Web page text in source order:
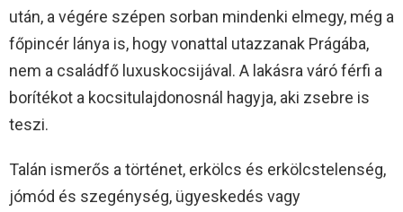
után, a végére szépen sorban mindenki elmegy, még a
főpincér lánya is, hogy vonattal utazzanak Prágába,
nem a családfő luxuskocsijával. A lakásra váró férfi a
borítékot a kocsitulajdonosnál hagyja, aki zsebre is
teszi.
Talán ismerős a történet, erkölcs és erkölcstelenség,
jómód és szegénység, ügyeskedés vagy